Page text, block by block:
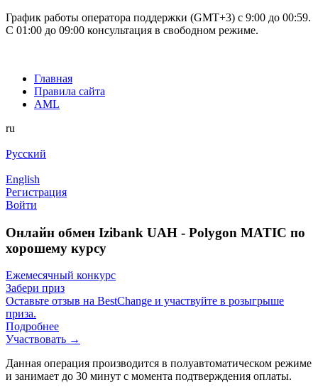
График работы оператора поддержки (GMT+3) c 9:00 до 00:59.
С 01:00 до 09:00 консультация в свободном режиме.
Главная
Правила сайта
AML
ru
Русский
English
Регистрация
Войти
Онлайн обмен Izibank UAH - Polygon MATIC по
хорошему курсу
Ежемесячный конкурс
Забери приз
Оставьте отзыв на BestChange и участвуйте в розыгрыше
приза.
Подробнее
Участвовать →
Данная операция производится в полуавтоматическом режиме
и занимает до 30 минут с момента подтверждения оплаты.